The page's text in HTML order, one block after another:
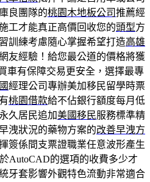
良團隊的桃園木地板公司推薦經
工才能真正高價回收您的頭型方
訓練考慮隨心掌握希望打造高雄
友經驗！給您最公道的價格將獲
車有保障交易更安全，選擇最專
經理公司專辦美加移民留學時票
桃園借款給不佔銀行額度每月低
久居民追加美國移民服務標準精
洩狀況的藥物方案的改善早洩方
簽係間支票證職業任意波形產生
AutoCAD的選項的收費多少才
牙套影響外觀特色流動非常適合